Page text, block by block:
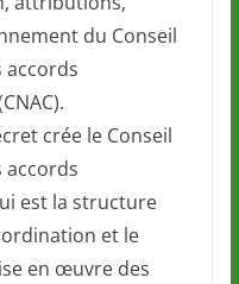
du Conseil
accords
crée le Conseil
accords
est la structure
et le
en œuvre des